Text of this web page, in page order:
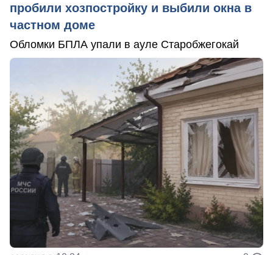
пробили хозпостройку и выбили окна в
частном доме
Обломки БПЛА упали в ауле Старобжегокай